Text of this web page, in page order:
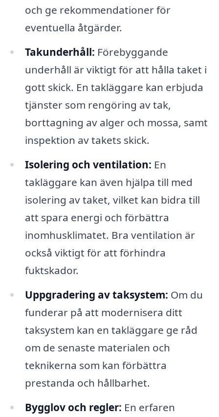
och ge rekommendationer för
eventuella åtgärder.
Takunderhåll: Förebyggande
underhåll är viktigt för att hålla taket i
gott skick. En takläggare kan erbjuda
tjänster som rengöring av tak,
borttagning av alger och mossa, samt
inspektion av takets skick.
Isolering och ventilation: En
takläggare kan även hjälpa till med
isolering av taket, vilket kan bidra till
att spara energi och förbättra
inomhusklimatet. Bra ventilation är
också viktigt för att förhindra
fuktskador.
Uppgradering av taksystem: Om du
funderar på att modernisera ditt
taksystem kan en takläggare ge råd
om de senaste materialen och
teknikerna som kan förbättra
prestanda och hållbarhet.
Bygglov och regler: En erfaren